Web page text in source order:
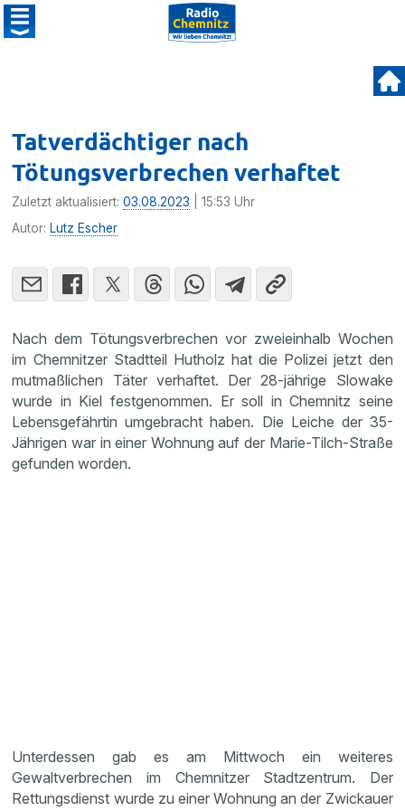
Tatverdächtiger nach
Tötungsverbrechen verhaftet
Zuletzt aktualisiert:03.08.2023 | 15:53 Uhr
Autor: Lutz Escher
Nach dem Tötungsverbrechen vor zweieinhalb Wochen
im Chemnitzer Stadtteil Hutholz hat die Polizei jetzt den
mutmaßlichen Täter verhaftet. Der 28-jährige Slowake
wurde in Kiel festgenommen. Er soll in Chemnitz seine
Lebensgefährtin umgebracht haben. Die Leiche der 35-
Jährigen war in einer Wohnung auf der Marie-Tilch-Straße
gefunden worden.
Unterdessen gab es am Mittwoch ein weiteres
Gewaltverbrechen im Chemnitzer Stadtzentrum. Der
Rettungsdienst wurde zu einer Wohnung an der Zwickauer